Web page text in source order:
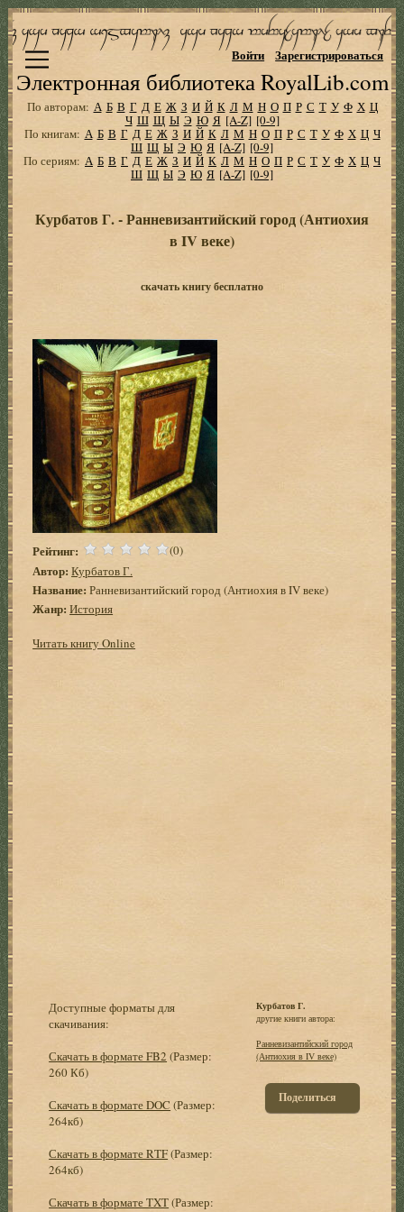
Электронная библиотека RoyalLib.com
Войти Зарегистрироваться
По авторам: А Б В Г Д Е Ж З И Й К Л М Н О П Р С Т У Ф Х Ц
Ч Ш Щ Ы Э Ю Я [A-Z] [0-9]
По книгам: А Б В Г Д Е Ж З И Й К Л М Н О П Р С Т У Ф Х Ц Ч
Ш Щ Ы Э Ю Я [A-Z] [0-9]
По сериям: А Б В Г Д Е Ж З И Й К Л М Н О П Р С Т У Ф Х Ц Ч
Ш Щ Ы Э Ю Я [A-Z] [0-9]
Курбатов Г. - Ранневизантийский город (Антиохия
в IV веке)
скачать книгу бесплатно
Рейтинг: (0)
Автор: Курбатов Г.
Название: Ранневизантийский город (Антиохия в IV веке)
Жанр: История
Читать книгу Online
Доступные форматы для
скачивания:
Скачать в формате FB2 (Размер:
260 Кб)
Скачать в формате DOC (Размер:
264кб)
Скачать в формате RTF(Размер:
264кб)
Скачать в формате TXT(Размер:
Курбатов Г.
другие книги автора:
Ранневизантийский город
(Антиохия в IV веке)
Поделиться